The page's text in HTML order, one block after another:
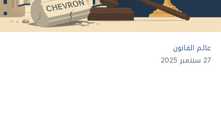
عالـم القانون
27 سبتمبر 2025